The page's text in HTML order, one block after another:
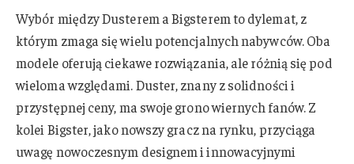
Wybór między Dusterem a Bigsterem to dylemat, z
którym zmaga się wielu potencjalnych nabywców. Oba
modele oferują ciekawe rozwiązania, ale różnią się pod
wieloma względami. Duster, znany z solidności i
przystępnej ceny, ma swoje grono wiernych fanów. Z
kolei Bigster, jako nowszy gracz na rynku, przyciąga
uwagę nowoczesnym designem i innowacyjnymi